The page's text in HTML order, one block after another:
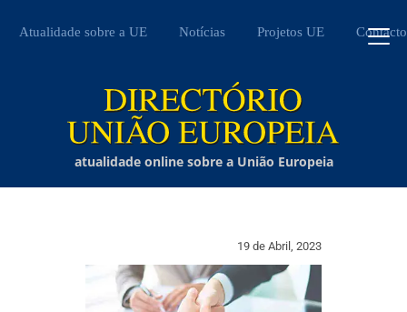
Atualidade sobre a UE Notícias Projetos UE Contacto
atualidade online sobre a União Europeia
19 de Abril, 2023